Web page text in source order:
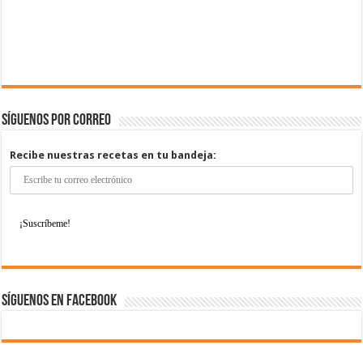
Síguenos por correo
Recibe nuestras recetas en tu bandeja:
Síguenos en Facebook